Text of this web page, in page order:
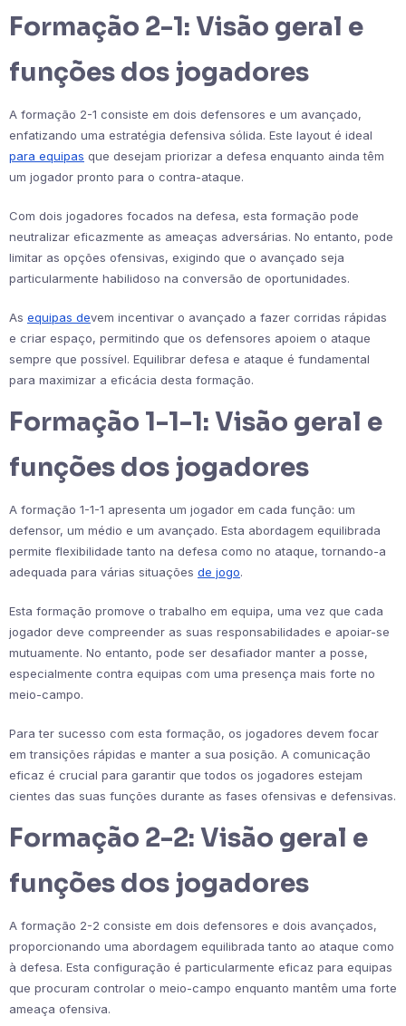
Formação 2-1: Visão geral e
funções dos jogadores
A formação 2-1 consiste em dois defensores e um avançado,
enfatizando uma estratégia defensiva sólida. Este layout é ideal
para equipas que desejam priorizar a defesa enquanto ainda têm
um jogador pronto para o contra-ataque.
Com dois jogadores focados na defesa, esta formação pode
neutralizar eficazmente as ameaças adversárias. No entanto, pode
limitar as opções ofensivas, exigindo que o avançado seja
particularmente habilidoso na conversão de oportunidades.
As equipas devem incentivar o avançado a fazer corridas rápidas
e criar espaço, permitindo que os defensores apoiem o ataque
sempre que possível. Equilibrar defesa e ataque é fundamental
para maximizar a eficácia desta formação.
Formação 1-1-1: Visão geral e
funções dos jogadores
A formação 1-1-1 apresenta um jogador em cada função: um
defensor, um médio e um avançado. Esta abordagem equilibrada
permite flexibilidade tanto na defesa como no ataque, tornando-a
adequada para várias situações de jogo.
Esta formação promove o trabalho em equipa, uma vez que cada
jogador deve compreender as suas responsabilidades e apoiar-se
mutuamente. No entanto, pode ser desafiador manter a posse,
especialmente contra equipas com uma presença mais forte no
meio-campo.
Para ter sucesso com esta formação, os jogadores devem focar
em transições rápidas e manter a sua posição. A comunicação
eficaz é crucial para garantir que todos os jogadores estejam
cientes das suas funções durante as fases ofensivas e defensivas.
Formação 2-2: Visão geral e
funções dos jogadores
A formação 2-2 consiste em dois defensores e dois avançados,
proporcionando uma abordagem equilibrada tanto ao ataque como
à defesa. Esta configuração é particularmente eficaz para equipas
que procuram controlar o meio-campo enquanto mantêm uma forte
ameaça ofensiva.